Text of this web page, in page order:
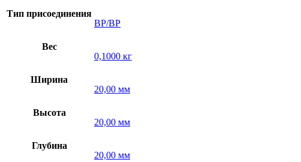
Тип присоединения
ВР/ВР
Вес
0,1000 кг
Ширина
20,00 мм
Высота
20,00 мм
Глубина
20,00 мм